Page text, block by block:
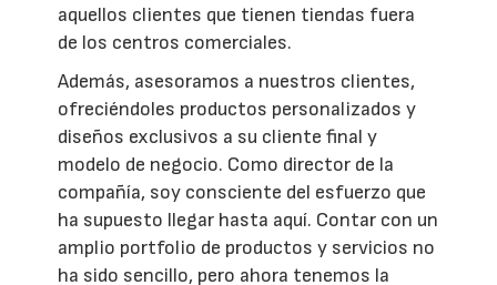
aquellos clientes que tienen tiendas fuera
de los centros comerciales.
Además, asesoramos a nuestros clientes,
ofreciéndoles productos personalizados y
diseños exclusivos a su cliente final y
modelo de negocio. Como director de la
compañía, soy consciente del esfuerzo que
ha supuesto llegar hasta aquí. Contar con un
amplio portfolio de productos y servicios no
ha sido sencillo, pero ahora tenemos la